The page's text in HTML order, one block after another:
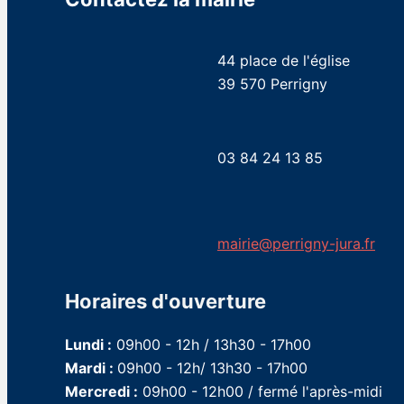
44 place de l'église
39 570 Perrigny
03 84 24 13 85
mairie@perrigny-jura.fr
Horaires d'ouverture
Lundi : 09h00 - 12h / 13h30 - 17h00
Mardi : 09h00 - 12h/ 13h30 - 17h00
Mercredi : 09h00 - 12h00 / fermé l'après-midi